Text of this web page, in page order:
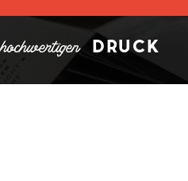
hochwertigen DRUCK